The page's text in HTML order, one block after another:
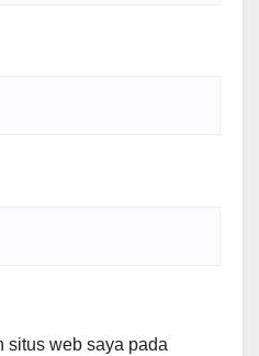
situs web saya pada